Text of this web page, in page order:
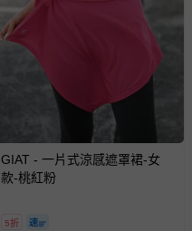
GIAT - 一片式涼感遮罩裙-女
款-桃紅粉
5折